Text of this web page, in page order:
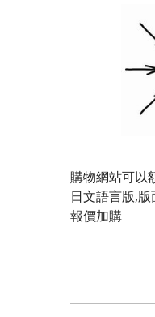
購物網站可以
日文語言版,
報價加購